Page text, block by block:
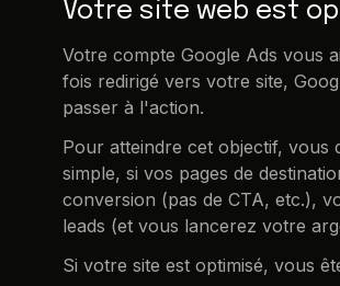
Votre site web est
Votre compte Google Ads vous
fois redirigé vers votre site,
passer à l'action.
Pour atteindre cet objectif, vous
simple, si vos pages de
conversion (pas de CTA, etc.),
leads (et vous lancerez votre
Si votre site est optimisé, vous